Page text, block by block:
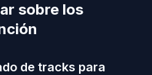
sobre los
de tracks para